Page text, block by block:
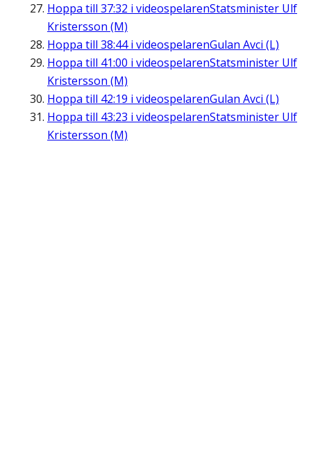
Hoppa till 37:32 i videospelarenStatsminister Ulf
Kristersson (M)
Hoppa till 38:44i videospelarenGulan Avci (L)
Hoppa till 41:00 i videospelarenStatsminister Ulf
Kristersson (M)
Hoppa till 42:19 i videospelarenGulan Avci (L)
Hoppa till 43:23 i videospelarenStatsminister Ulf
Kristersson (M)